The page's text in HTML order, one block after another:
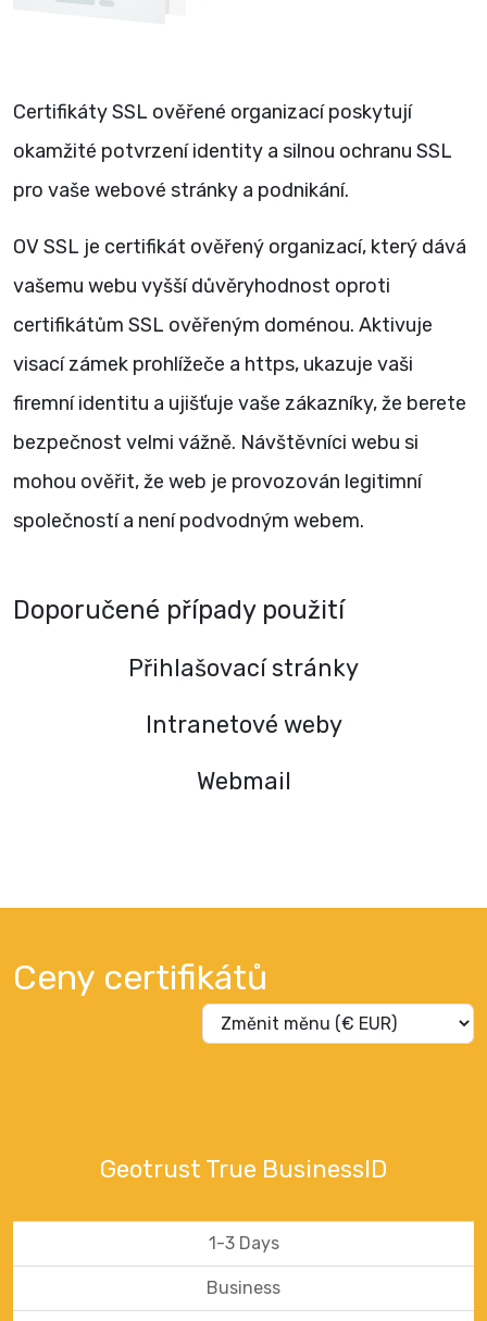
Certifikáty SSL ověřené organizací poskytují
okamžité potvrzení identity a silnou ochranu SSL
pro vaše webové stránky a podnikání.
OV SSL je certifikát ověřený organizací, který dává
vašemu webu vyšší důvěryhodnost oproti
certifikátům SSL ověřeným doménou. Aktivuje
visací zámek prohlížeče a https, ukazuje vaši
firemní identitu a ujišťuje vaše zákazníky, že berete
bezpečnost velmi vážně. Návštěvníci webu si
mohou ověřit, že web je provozován legitimní
společností a není podvodným webem.
Doporučené případy použití
Přihlašovací stránky
Intranetové weby
Webmail
Ceny certifikátů
Geotrust True BusinessID
1-3 Days
Business